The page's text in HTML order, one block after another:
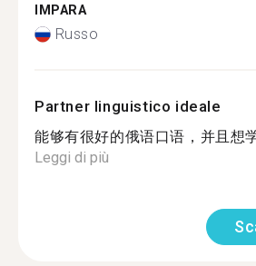
IMPARA
Russo
Partner linguistico ideale
能够有很好的俄语口语，并且想
Leggi di più